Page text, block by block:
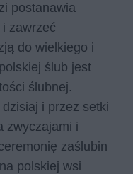
postanawia
zawrzeć
do wielkiego i
ślub jest
ślubnej.
i przez setki
zwyczajami i
zaślubin
polskiej wsi